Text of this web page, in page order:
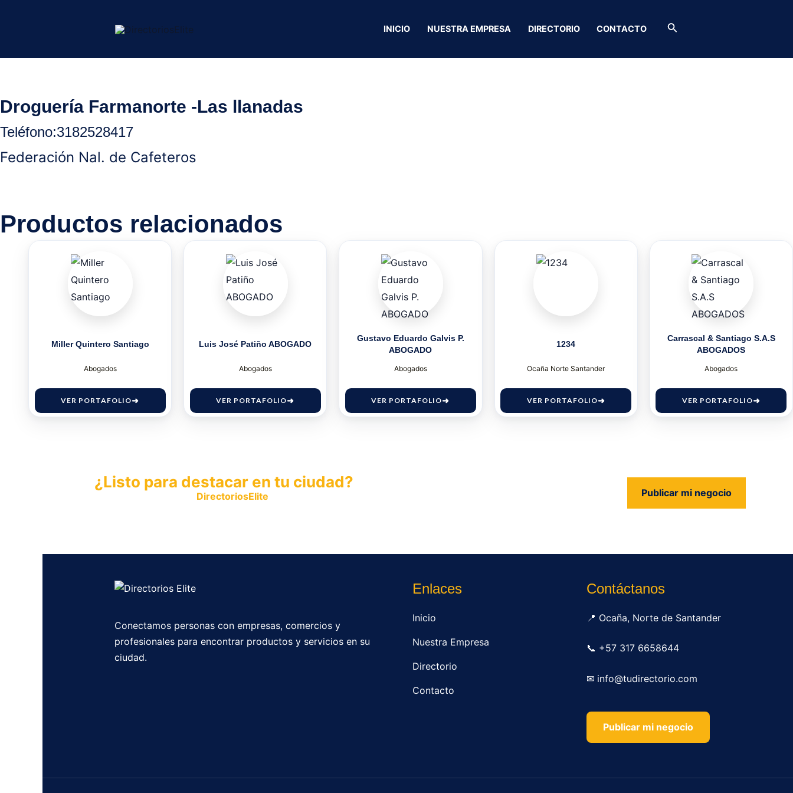
INICIO NUESTRA EMPRESA DIRECTORIO CONTACTO Buscar
Droguería Farmanorte -Las llanadas
Teléfono:3182528417
Federación Nal. de Cafeteros
Productos relacionados
Miller Quintero Santiago
Abogados
VER PORTAFOLIO
Luis José Patiño ABOGADO
Abogados
VER PORTAFOLIO
Gustavo Eduardo Galvis P.
ABOGADO
Abogados
VER PORTAFOLIO
1234
Ocaña Norte Santander
VER PORTAFOLIO
Carrascal & Santiago S.A.S
ABOGADOS
Abogados
VER PORTAFOLIO
¿Listo para destacar en tu ciudad?
DirectoriosElite Publicar mi negocio
Conectamos personas con empresas, comercios y
profesionales para encontrar productos y servicios en su
ciudad.
Enlaces
Inicio
Nuestra Empresa
Directorio
Contacto
Contáctanos
📍 Ocaña, Norte de Santander
📞 +57 317 6658644
✉ info@tudirectorio.com
Publicar mi negocio